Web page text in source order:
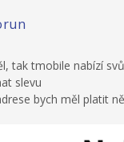
tak tmobile nabízí
slevu
bych měl platit